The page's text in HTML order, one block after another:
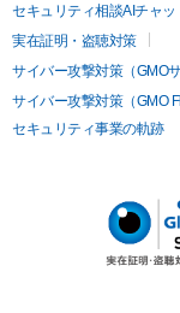
セキュリティ相談AIチャッ
実在証明・盗聴対策
サイバー攻撃対策（GMO
サイバー攻撃対策（GMO
セキュリティ事業の軌跡